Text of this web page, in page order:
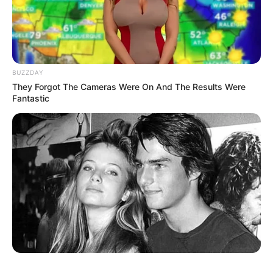
ส่วนทวีปอเมริกาคนอเมริกันพื้นเมือง หรืออินเดียนแดงใน
สมัยก่อน จะห้ามไม่ให้ผู้คนยุ่งเกี่ยวกับนกฮูกโดยเด็ดขาด
เพราะเชื่อว่าพวกมันมีความใกล้ชิดอย่างมากกับเวทมนตร์
แห่งปีศาจ ฉะนั้นการมีขนนกฮูกไว้ในครอบครอง จึงแสดง
ถึงการเล่นเวทมนตร์คาถา
ดาวน์โหลดอ่านเนื้อหาเพิ่มเติมได้ที่นี่
www.mbookstore.com
บทความนี้ได้รับอนุญาตให้เผยแพร่ได้บนเว็บไซต์
Horoscope.mthai.com เท่านั้น
ความตาย ความเชื่อ นกฮูก นกแสก ลางร้าย
BUZZDAY
They Forgot The Cameras Were On And The Results Were
Fantastic